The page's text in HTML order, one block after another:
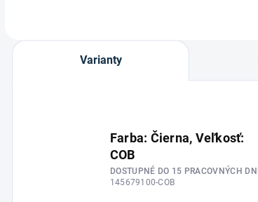
Varianty
Farba: Čierna, Veľkosť:
COB
DOSTUPNÉ DO 15 PRACOVNÝCH DNÍ
145679100-COB